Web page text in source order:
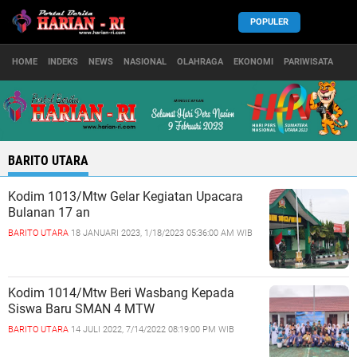
POPULER
HOME INDEKS NEWS NASIONAL OLAHRAGA EKONOMI PARIWISATA
BARITO UTARA
Kodim 1013/Mtw Gelar Kegiatan Upacara
Bulanan 17 an
BARITO UTARA 18 JANUARI 2023, 1/18/2023 05:36:00 AM WIB
Kodim 1014/Mtw Beri Wasbang Kepada
Siswa Baru SMAN 4 MTW
BARITO UTARA 14 JULI 2022, 7/14/2022 08:19:00 PM WIB